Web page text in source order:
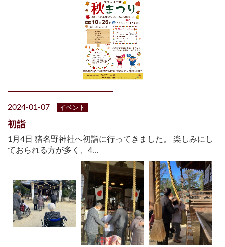
2024-01-07 イベント
初詣
1月4日 猪名野神社へ初詣に行ってきました。 楽しみにし
ておられる方が多く、4…